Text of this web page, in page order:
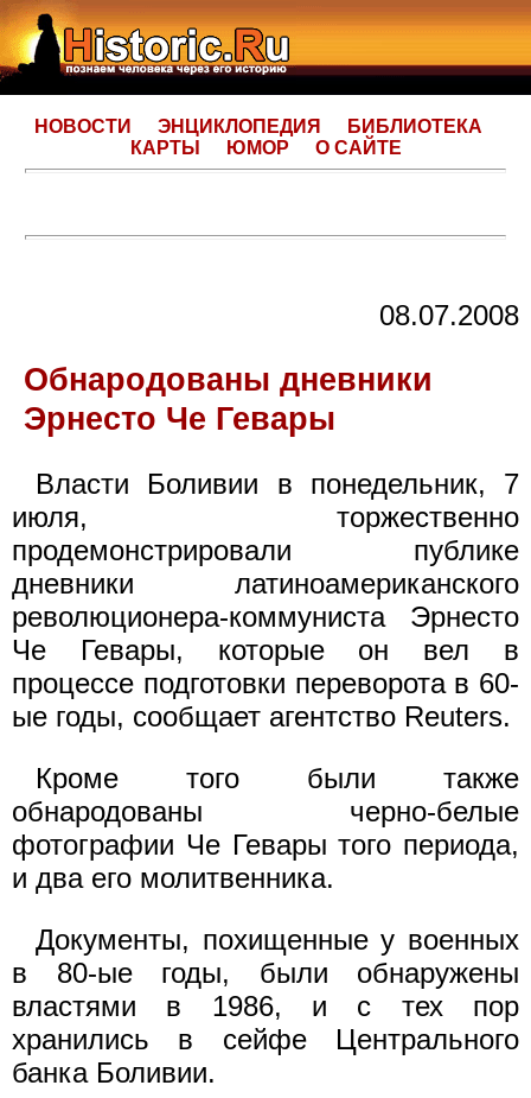
НОВОСТИ ЭНЦИКЛОПЕДИЯ
БИБЛИОТЕКА
КАРТЫ
ЮМОР О САЙТЕ
08.07.2008
Обнародованы дневники
Эрнесто Че Гевары
Власти Боливии в понедельник, 7
июля, торжественно
продемонстрировали публике
дневники латиноамериканского
революционера-коммуниста Эрнесто
Че Гевары, которые он вел в
процессе подготовки переворота в 60-
ые годы, сообщает агентство Reuters.
Кроме того были также
обнародованы черно-белые
фотографии Че Гевары того периода,
и два его молитвенника.
Документы, похищенные у военных
в 80-ые годы, были обнаружены
властями в 1986, и с тех пор
хранились в сейфе Центрального
банка Боливии.